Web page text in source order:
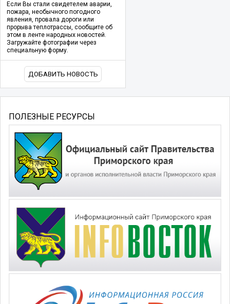
Если Вы стали свидетелем аварии,
пожара, необычного погодного
явления, провала дороги или
прорыва теплотрассы, сообщите об
этом в ленте народных новостей.
Загружайте фотографии через
специальную форму.
ДОБАВИТЬ НОВОСТЬ
ПОЛЕЗНЫЕ РЕСУРСЫ